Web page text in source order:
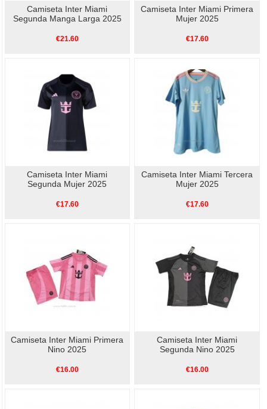
Camiseta Inter Miami
Segunda Manga Larga 2025
€21.60
Camiseta Inter Miami Primera
Mujer 2025
€17.60
Camiseta Inter Miami
Segunda Mujer 2025
€17.60
Camiseta Inter Miami Tercera
Mujer 2025
€17.60
Camiseta Inter Miami Primera
Nino 2025
€16.00
Camiseta Inter Miami
Segunda Nino 2025
€16.00